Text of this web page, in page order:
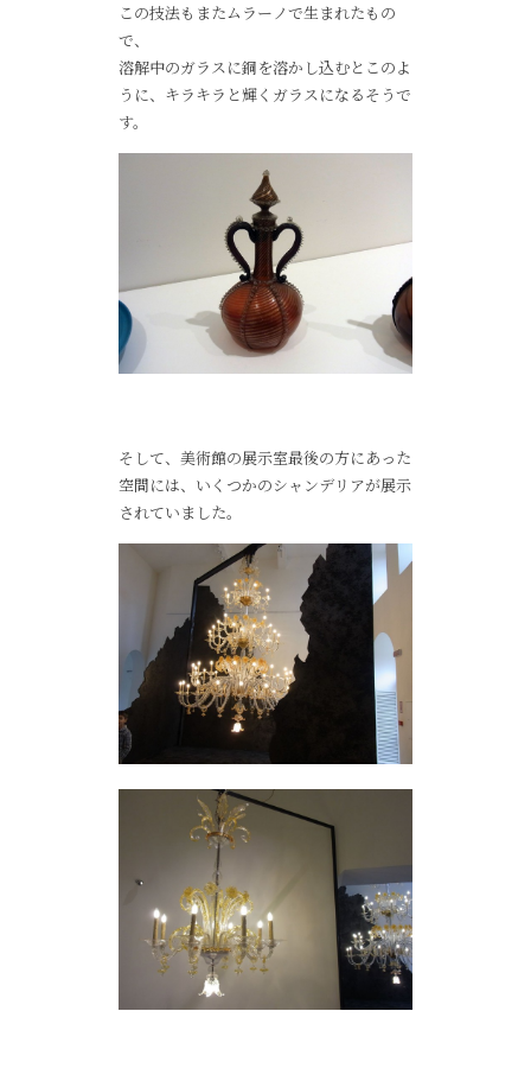
この技法もまたムラーノで生まれたもの
で、
溶解中のガラスに銅を溶かし込むとこのよ
うに、キラキラと輝くガラスになるそうで
す。
そして、美術館の展示室最後の方にあった
空間には、いくつかのシャンデリアが展示
されていました。